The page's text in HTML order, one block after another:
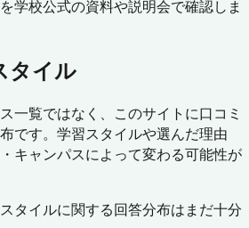
学校公式の資料や説明会で確認しま
タイル
一覧ではなく、このサイトに口コミ
です。学習スタイルや選んだ理由
キャンパスによって変わる可能性が
タイルに関する回答分布はまだ十分